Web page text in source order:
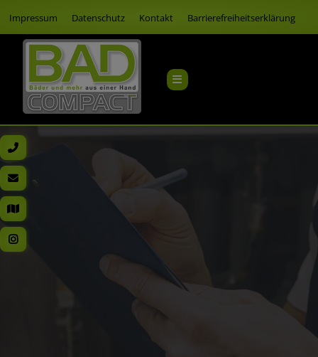
Impressum Datenschutz Kontakt Barrierefreiheitserklärung